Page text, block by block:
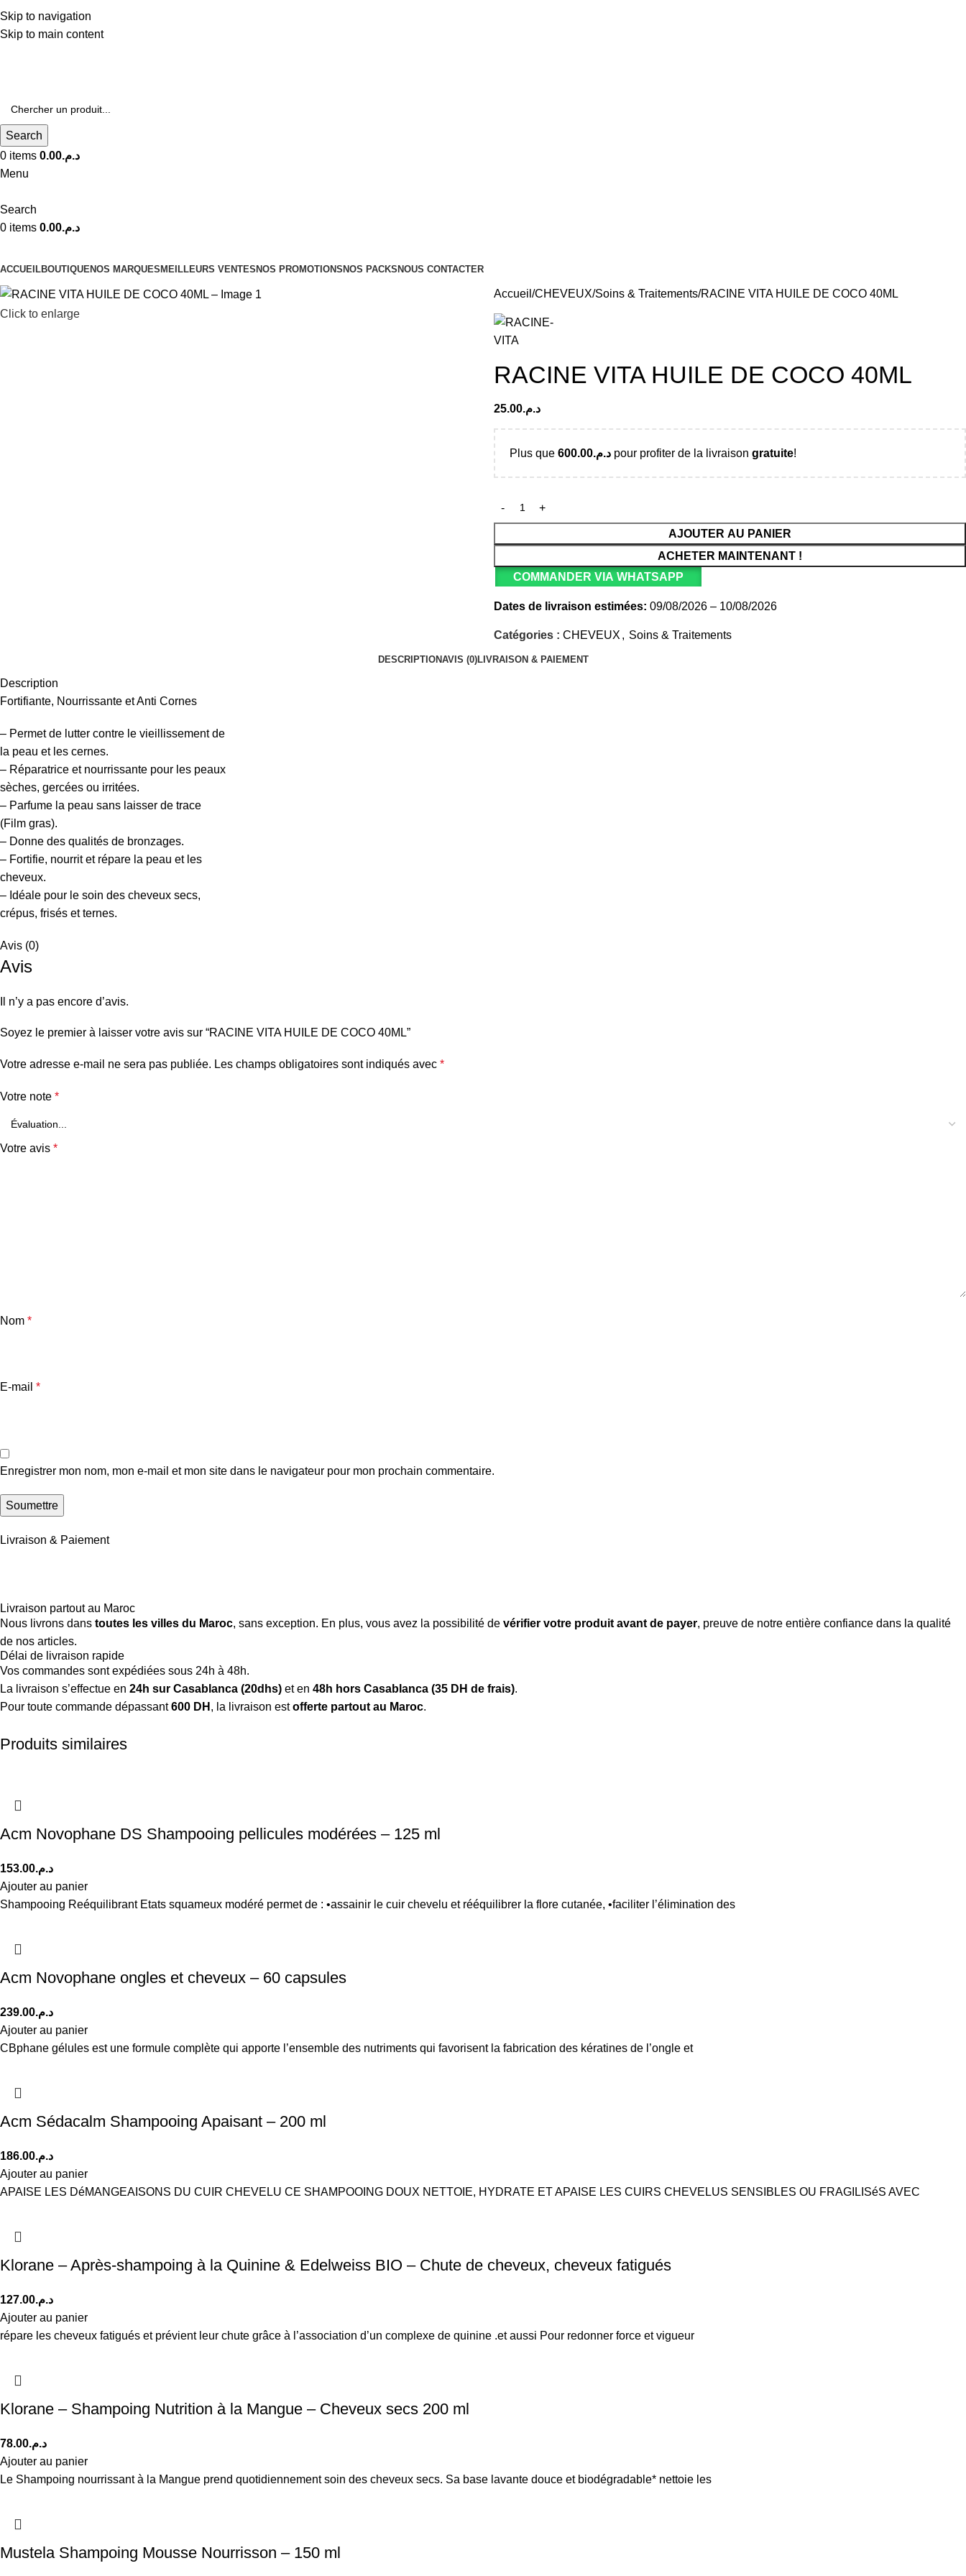
Skip to navigation
Skip to main content
Livraison Gratuite à Partir de 600dhs
Search
0 items د.م.0.00
Menu
Search
0 items د.م.0.00
ACCUEILBOUTIQUENOS MARQUES MEILLEURS VENTES NOS PROMOTIONS NOS PACKS NOUS CONTACTER
Click to enlarge
Accueil CHEVEUX Soins & Traitements RACINE VITA HUILE DE COCO 40ML
RACINE VITA HUILE DE COCO 40ML
د.م.25.00
Plus que د.م.600.00 pour profiter de la livraison gratuite!
AJOUTER AU PANIER
ACHETER MAINTENANT !
COMMANDER VIA WHATSAPP
Dates de livraison estimées: 09/08/2026 – 10/08/2026
Catégories : CHEVEUX , Soins & Traitements
DESCRIPTIONAVIS (0)LIVRAISON & PAIEMENT
Description
Fortifiante, Nourrissante et Anti Cornes
– Permet de lutter contre le vieillissement de
la peau et les cernes.
– Réparatrice et nourrissante pour les peaux
sèches, gercées ou irritées.
– Parfume la peau sans laisser de trace
(Film gras).
– Donne des qualités de bronzages.
– Fortifie, nourrit et répare la peau et les
cheveux.
– Idéale pour le soin des cheveux secs,
crépus, frisés et ternes.
Avis (0)
Avis
Il n’y a pas encore d’avis.
Soyez le premier à laisser votre avis sur “RACINE VITA HUILE DE COCO 40ML”
Votre adresse e-mail ne sera pas publiée. Les champs obligatoires sont indiqués avec *
Votre note *
Votre avis *
Nom *
E-mail *
Enregistrer mon nom, mon e-mail et mon site dans le navigateur pour mon prochain commentaire.
Livraison & Paiement
Livraison partout au Maroc
Nous livrons dans toutes les villes du Maroc, sans exception. En plus, vous avez la possibilité de vérifier votre produit avant de payer, preuve de notre entière confiance dans la qualité
de nos articles.
Délai de livraison rapide
Vos commandes sont expédiées sous 24h à 48h.
La livraison s’effectue en 24h sur Casablanca (20dhs) et en 48h hors Casablanca (35 DH de frais).
Pour toute commande dépassant600 DH , la livraison estofferte partout au Maroc.
Produits similaires
Acm Novophane DS Shampooing pellicules modérées – 125 ml
د.م.153.00
Ajouter au panier
Shampooing Reéquilibrant Etats squameux modéré permet de : •assainir le cuir chevelu et rééquilibrer la flore cutanée, •faciliter l’élimination des
Acm Novophane ongles et cheveux – 60 capsules
د.م.239.00
Ajouter au panier
CBphane gélules est une formule complète qui apporte l’ensemble des nutriments qui favorisent la fabrication des kératines de l’ongle et
Acm Sédacalm Shampooing Apaisant – 200 ml
د.م.186.00
Ajouter au panier
APAISE LES DéMANGEAISONS DU CUIR CHEVELU CE SHAMPOOING DOUX NETTOIE, HYDRATE ET APAISE LES CUIRS CHEVELUS SENSIBLES OU FRAGILISéS AVEC
Klorane – Après-shampoing à la Quinine & Edelweiss BIO – Chute de cheveux, cheveux fatigués
د.م.127.00
Ajouter au panier
répare les cheveux fatigués et prévient leur chute grâce à l’association d’un complexe de quinine .et aussi Pour redonner force et vigueur
Klorane – Shampoing Nutrition à la Mangue – Cheveux secs 200 ml
د.م.78.00
Ajouter au panier
Le Shampoing nourrissant à la Mangue prend quotidiennement soin des cheveux secs. Sa base lavante douce et biodégradable* nettoie les
Mustela Shampoing Mousse Nourrisson – 150 ml